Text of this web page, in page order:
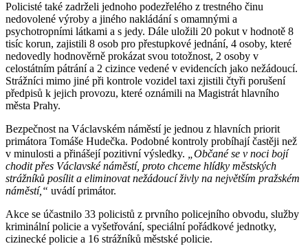
Policisté také zadrželi jednoho podezřelého z trestného činu
nedovolené výroby a jiného nakládání s omamnými a
psychotropními látkami a s jedy. Dále uložili 20 pokut v hodnotě 8
tisíc korun, zajistili 8 osob pro přestupkové jednání, 4 osoby, které
nedovedly hodnověrně prokázat svou totožnost, 2 osoby v
celostátním pátrání a 2 cizince vedené v evidencích jako nežádoucí.
Strážníci mimo jiné při kontrole vozidel taxi zjistili čtyři porušení
předpisů k jejich provozu, které oznámili na Magistrát hlavního
města Prahy.
Bezpečnost na Václavském náměstí je jednou z hlavních priorit
primátora Tomáše Hudečka. Podobné kontroly probíhají častěji než
v minulosti a přinášejí pozitivní výsledky. „Občané se v noci bojí
chodit přes Václavské náměstí, proto chceme hlídky městských
strážníků posílit a eliminovat nežádoucí živly na největším pražském
náměstí,“ uvádí primátor.
Akce se účastnilo 33 policistů z prvního policejního obvodu, služby
kriminální policie a vyšetřování, speciální pořádkové jednotky,
cizinecké policie a 16 strážníků městské policie.